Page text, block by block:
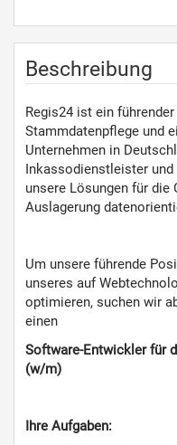
Beschreibung
Regis24 ist ein
Stammdatenpflege und
Unternehmen in
Inkassodienstleister
unsere Lösungen für die
Auslagerung
Um unsere führende
unseres auf
optimieren, suchen wir
einen
Software-Entwickler für
(w/m)
Ihre Aufgaben: